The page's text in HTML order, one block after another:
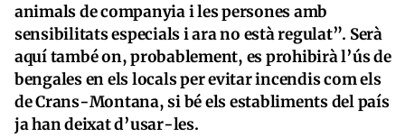
animals de companyia i les persones amb
sensibilitats especials i ara no està regulat”. Serà
aquí també on, probablement, es prohibirà l’ús de
bengales en els locals per evitar incendis com els
de Crans-Montana, si bé els establiments del país
ja han deixat d’usar-les.